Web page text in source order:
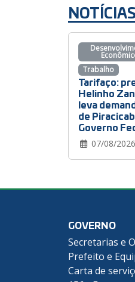
Tarifaço:
Helinho
leva
de
Governo
07/08/2026
Trabalho
GOVERNO
Secretarias e
Prefeito e
Carta de